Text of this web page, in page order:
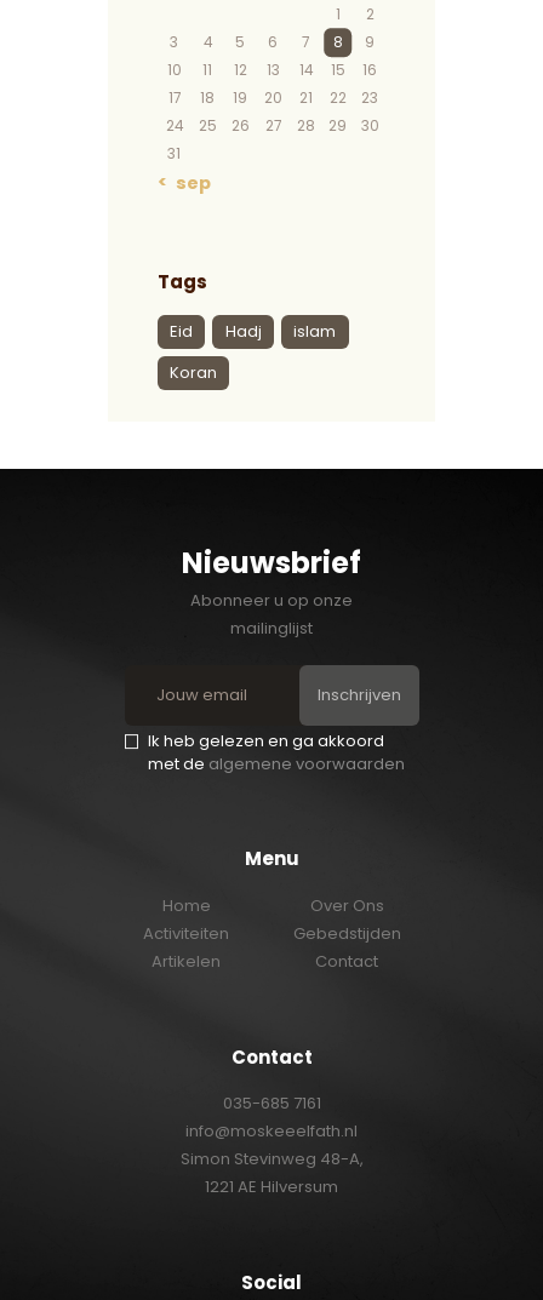
1
2
3
4 5 6 7 8
9
10
11 12 13 14 15
16
17
18 19 20 21 22
23
24
25 26 27 28 29
30
31
« sep
Tags
Eid Hadj
islam
Koran
Nieuwsbrief
Abonneer u op onze
mailinglijst
Inschrijven
Ik heb gelezen en ga akkoord
met de algemene voorwaarden
Menu
Home
Over Ons
Activiteiten
Gebedstijden
Artikelen
Contact
Contact
035-685 7161
info@moskeeelfath.nl
Simon Stevinweg 48-A,
1221 AE Hilversum
Social